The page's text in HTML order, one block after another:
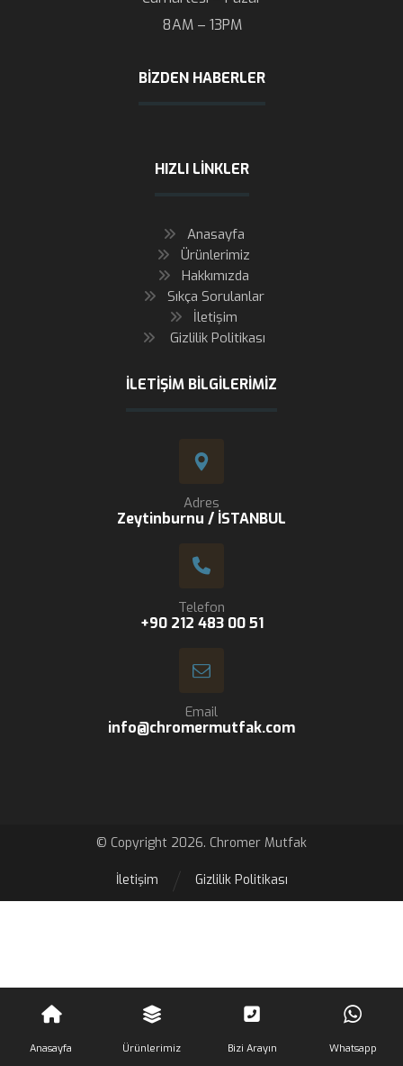
8AM – 13PM
BIZDEN HABERLER
HIZLI LINKLER
Anasayfa
Ürünlerimiz
Hakkımızda
Sıkça Sorulanlar
İletişim
Gizlilik Politikası
İLETIŞIM BILGILERIMIZ
Adres
Zeytinburnu / İSTANBUL
Telefon
+90 212 483 00 51
Email
info@chromermutfak.com
© Copyright 2026. Chromer Mutfak
Gizlilik Politikası
İletişim
Anasayfa Ürünlerimiz Bizi Arayın Whatsapp